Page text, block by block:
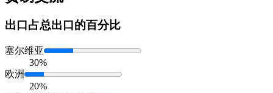
出口 占总出口的百分比
塞尔维亚
30%
欧洲
20%